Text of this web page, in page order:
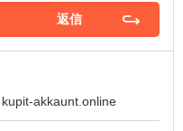
返信
kupit-akkaunt.online